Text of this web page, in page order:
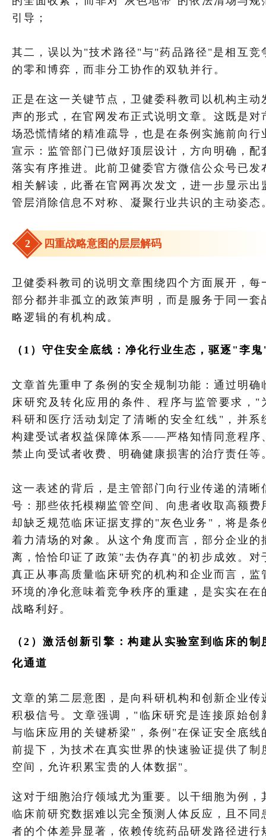
引导；
其二，误以为"技术路径"与"药品路径"是相互竞
的零和博弈 ，而非分工协作的双轨并行。
正是在这一关键节点，卫健委科教司以机构主动
声的形式，在官网发布正式说明文章。这既是对
场恐慌情绪的精准疏导，也是在条例实施前向行
宣示：监管部门已做好顶层设计，方向明确，配
落实有序推进。此前卫健委官方微信公众号已发
相关解读，此番在官网再次发文，进一步显示出
管层消除信息不对称、凝聚行业共识的主动姿态
2 四重战略意图的层层解码
卫健委科教司的说明文章围绕四个方面展开，每
部分都并非孤立的政策声明，而是服务于同一套
略逻辑的有机构成。
（ 1 ）守住安全底线：净化行业生态，驱逐 "李
文章首先重申了条例的安全规制功能：通过明确
床研究及转化应用的条件、程序与监管要求，"
科研和医疗活动划定了清晰的安全红线"，并系
构建受试者权益保障体系——严格知情同意程序
禁止向受试者收费、明确健康损害的治疗责任等
这一表述的背后，是主管部门向行业传递的清晰
号：那些依托模糊监管空间、向患者收取高额费
却缺乏规范临床证据支撑的"灰色业务"，将是条
着力清场的对象。从这个角度而言，部分企业的
离，恰恰印证了政策"去伪存真"的初步成效。对
真正从事高质量临床研究的机构和企业而言，监
环境的净化意味着竞争秩序的重建，是实实在在
战略利好。
（2 ）激活创新引擎：构建从实验室到临床的制
化通道
文章的第二层意图，是向科研机构和创新企业传
积极信号。文章强调，"临床研究是连接原始创
与临床应用的关键桥梁"，条例"在保证安全底线
前提下，为技术在真实世界的快速验证提供了制
空间，允许积累宝贵的人体数据"。
这对于细胞治疗领域尤为重要。以干细胞为例，
临床前研究数据难以完全预测人体反应，且不同
者的个体差异显著，依赖传统药品研发路径进行